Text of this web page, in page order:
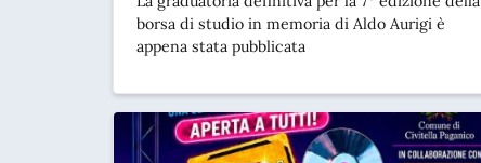
borsa di studio in memoria di Aldo Aurigi è
appena stata pubblicata